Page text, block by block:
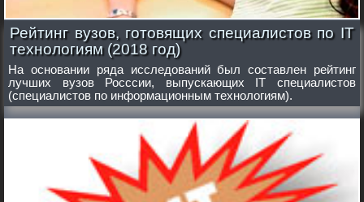
Рейтинг вузов, готовящих специалистов по IT
технологиям (2018 год)
На основании ряда исследований был составлен рейтинг
лучших вузов Росссии, выпускающих IT специалистов
(специалистов по информационным технологиям).